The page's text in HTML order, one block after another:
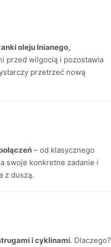
oleju lnianego,
przed wilgocią i pozostawia
przetrzeć nową
– od klasycznego
swoje konkretne zadanie i
z duszą.
i cyklinami. Dlaczego?